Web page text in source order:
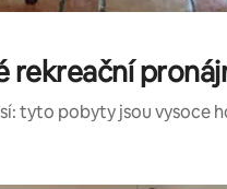
rekreační
tyto pobyty jsou vysoce